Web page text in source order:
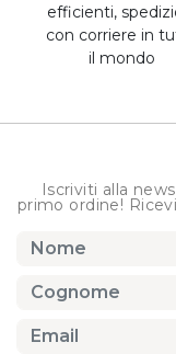
efficienti,
con corriere in
il mondo
Iscriviti alla
primo ordine!